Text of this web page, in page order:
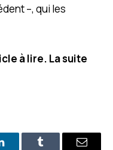
–, qui les
à lire. La suite